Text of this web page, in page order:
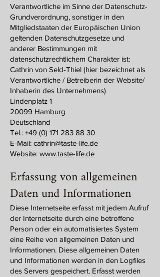
Verantwortliche im Sinne der Datenschutz-
Grundverordnung, sonstiger in den
Mitgliedstaaten der Europäischen Union
geltenden Datenschutzgesetze und
anderer Bestimmungen mit
datenschutzrechtlichem Charakter ist:
Cathrin von Seld-Thiel (hier bezeichnet als
Verantwortliche / Betreiberin der Website/
Inhaberin des Unternehmens)
Lindenplatz 1
20099 Hamburg
Deutschland
Tel.: +49 (0) 171 283 88 30
E-Mail: cathrin@taste-life.de
Website: www.taste-life.de
Erfassung von allgemeinen
Daten und Informationen
Diese Internetseite erfasst mit jedem Aufruf
der Internetseite durch eine betroffene
Person oder ein automatisiertes System
eine Reihe von allgemeinen Daten und
Informationen. Diese allgemeinen Daten
und Informationen werden in den Logfiles
des Servers gespeichert. Erfasst werden